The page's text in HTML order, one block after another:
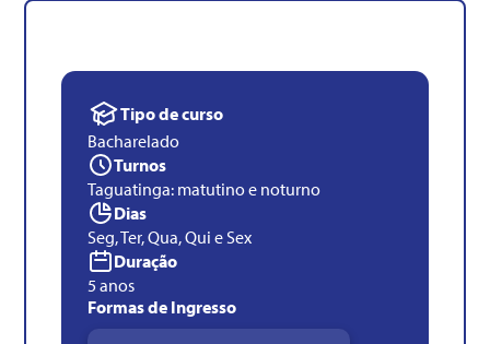
Tipo de curso
Bacharelado
Turnos
Taguatinga: matutino e noturno
Dias
Seg, Ter, Qua, Qui e Sex
Duração
5 anos
Formas de Ingresso